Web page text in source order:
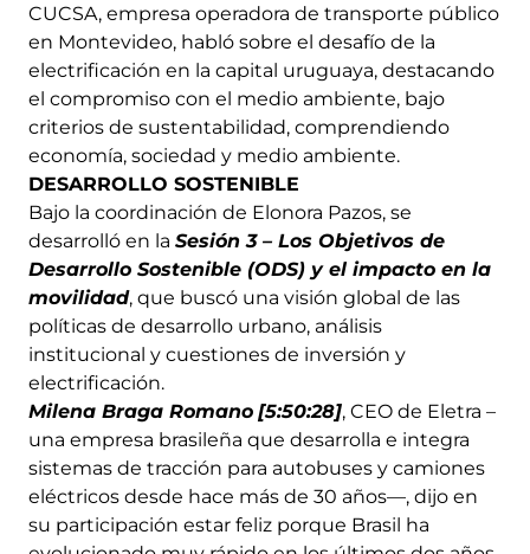
CUCSA, empresa operadora de transporte público
en Montevideo, habló sobre el desafío de la
electrificación en la capital uruguaya, destacando
el compromiso con el medio ambiente, bajo
criterios de sustentabilidad, comprendiendo
economía, sociedad y medio ambiente.
DESARROLLO SOSTENIBLE
Bajo la coordinación de Elonora Pazos, se
desarrolló en la Sesión 3 – Los Objetivos de
Desarrollo Sostenible (ODS) y el impacto en la
movilidad, que buscó una visión global de las
políticas de desarrollo urbano, análisis
institucional y cuestiones de inversión y
electrificación.
Milena Braga Romano [5:50:28], CEO de Eletra –
una empresa brasileña que desarrolla e integra
sistemas de tracción para autobuses y camiones
eléctricos desde hace más de 30 años—, dijo en
su participación estar feliz porque Brasil ha